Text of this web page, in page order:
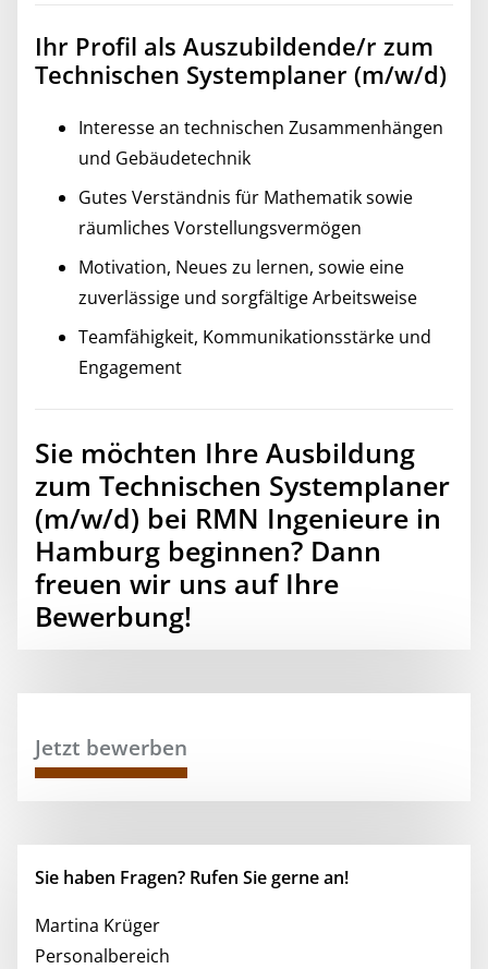
Ihr Profil als Auszubildende/r zum
Technischen Systemplaner (m/w/d)
Interesse an technischen Zusammenhängen
und Gebäudetechnik
Gutes Verständnis für Mathematik sowie
räumliches Vorstellungsvermögen
Motivation, Neues zu lernen, sowie eine
zuverlässige und sorgfältige Arbeitsweise
Teamfähigkeit, Kommunikationsstärke und
Engagement
Sie möchten Ihre Ausbildung
zum Technischen Systemplaner
(m/w/d) bei RMN Ingenieure in
Hamburg beginnen? Dann
freuen wir uns auf Ihre
Bewerbung!
Jetzt bewerben
Sie haben Fragen? Rufen Sie gerne an!
Martina Krüger
Personalbereich